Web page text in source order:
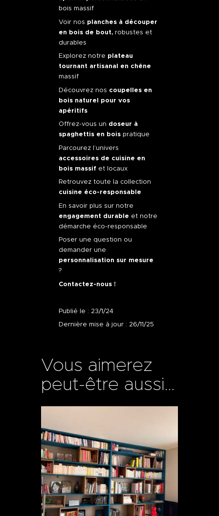
bois massif
Voir nos planches à découper
en bois de bout,robustes et
durables
Explorez notre plateau
tournant artisanal en chêne
massif
Découvrez nos coupelles en
bois naturel pour vos
apéritifs
Offrez-vous un doseur à
spaghettis en bois pratique
Parcourez l’univers
accessoires de cuisine en
bois massif et locaux
Retrouvez toute la collection
cuisine éco-responsable
En savoir plus sur notre
engagement durable et notre
démarche éco-responsable
Poser une question ou
demander une
personnalisation sur mesure
?
Contactez-nous !
Publié le : 23/1/24
Dernière mise à jour : 26/11/25
Vous aimerez
peut-être aussi…